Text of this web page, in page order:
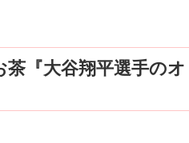
『大谷翔平選手の